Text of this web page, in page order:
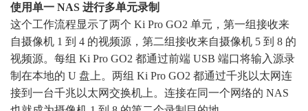
使用单一 NAS 进行多单元录制
这个工作流程显示了两个 Ki Pro GO2 单元，第一组接收来
自摄像机 1 到 4 的视频源，第二组接收来自摄像机 5 到 8 的
视频源。每组 Ki Pro GO2 都通过前端 USB 端口将输入源录
制在本地的 U 盘上。两组 Ki Pro GO2 都通过千兆以太网连
接到一台千兆以太网交换机上。连接在同一个网络的 NAS